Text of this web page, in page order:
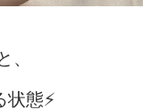
、
態⚡️